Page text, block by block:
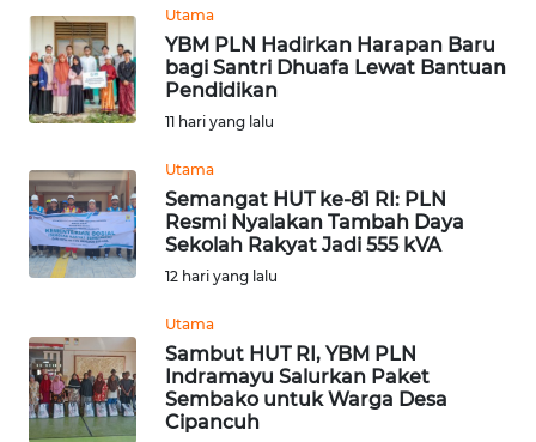
Utama
YBM PLN Hadirkan Harapan Baru
bagi Santri Dhuafa Lewat Bantuan
Pendidikan
11 hari yang lalu
Utama
Semangat HUT ke-81 RI: PLN
Resmi Nyalakan Tambah Daya
Sekolah Rakyat Jadi 555 kVA
12 hari yang lalu
Utama
Sambut HUT RI, YBM PLN
Indramayu Salurkan Paket
Sembako untuk Warga Desa
Cipancuh
BEKASI
WN
BOGOR
WN
DEPOK
WN
WN
SAMOSIR